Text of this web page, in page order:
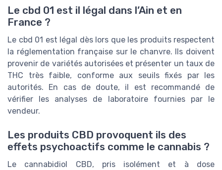
Le cbd 01 est il légal dans l’Ain et en
France ?
Le cbd 01 est légal dès lors que les produits respectent
la réglementation française sur le chanvre. Ils doivent
provenir de variétés autorisées et présenter un taux de
THC très faible, conforme aux seuils fixés par les
autorités. En cas de doute, il est recommandé de
vérifier les analyses de laboratoire fournies par le
vendeur.
Les produits CBD provoquent ils des
effets psychoactifs comme le cannabis ?
Le cannabidiol CBD, pris isolément et à dose